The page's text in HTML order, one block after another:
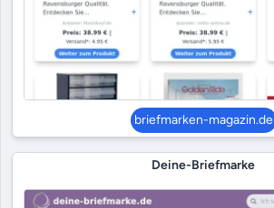
briefmarken-magazin.de
Deine-Briefmarke